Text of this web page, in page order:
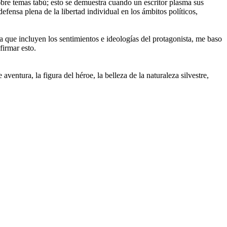
temas tabú; esto se demuestra cuando un escritor plasma sus
plena de la libertad individual en los ámbitos políticos,
incluyen los sentimientos e ideologías del protagonista, me baso
esto.
la figura del héroe, la belleza de la naturaleza silvestre,